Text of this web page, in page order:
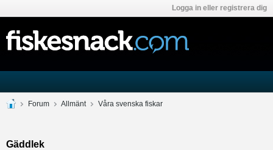
Logga in eller registrera dig
Forum Allmänt Våra svenska fiskar
Gäddlek